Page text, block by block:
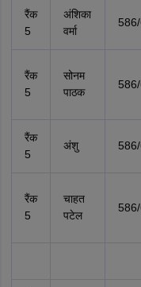
रैंक
5
अंशिका
वर्मा
रैंक
5
सोनम
पाठक
रैंक
5
अंशु
रैंक
5
चाहत
पटेल